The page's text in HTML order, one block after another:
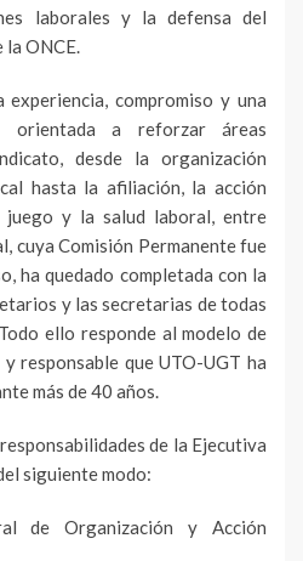
laborales y la defensa del
la ONCE.
experiencia, compromiso y una
orientada a reforzar áreas
desde la organización
hasta la afiliación, la acción
juego y la salud laboral, entre
cuya Comisión Permanente fue
ha quedado completada con la
y las secretarias de todas
ello responde al modelo de
responsable que UTO-UGT ha
más de 40 años.
de la Ejecutiva
siguiente modo:
de Organización y Acción